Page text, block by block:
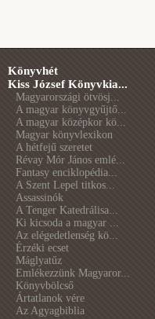
Könyvhét
Kiss József Könyvkia...
Magyarországi ötvösj...
A magyar könyvgyűjtő...
A magyar középkor kö...
Magyar könyvlexikon
A hétfejű szeretet
Révay Mór János emlé...
Fantasy enciklopédia...
A Szent Lepel titkos...
Assassinók
A Tenger Katedrálisa...
Ki kicsoda a magyar ...
Az elégedetlenség kö...
Érzéki ecset
Máglyatűz
Emlékezzünk Magyaror...
Könyvbölcső
Ártatlanok vére
Az Agyagbiblia